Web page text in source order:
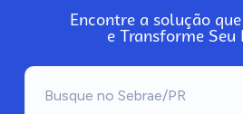
Encontre a solução
e Transforme Seu